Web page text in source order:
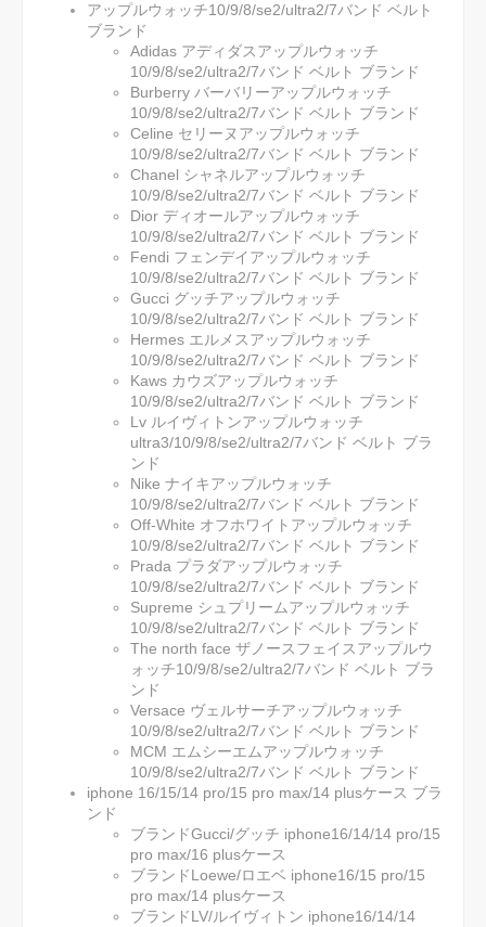
アップルウォッチ10/9/8/se2/ultra2/7バンド ベルト
ブランド
Adidas アディダスアップルウォッチ
10/9/8/se2/ultra2/7バンド ベルト ブランド
Burberry バーバリーアップルウォッチ
10/9/8/se2/ultra2/7バンド ベルト ブランド
Celine セリーヌアップルウォッチ
10/9/8/se2/ultra2/7バンド ベルト ブランド
Chanel シャネルアップルウォッチ
10/9/8/se2/ultra2/7バンド ベルト ブランド
Dior ディオールアップルウォッチ
10/9/8/se2/ultra2/7バンド ベルト ブランド
Fendi フェンデイアップルウォッチ
10/9/8/se2/ultra2/7バンド ベルト ブランド
Gucci グッチアップルウォッチ
10/9/8/se2/ultra2/7バンド ベルト ブランド
Hermes エルメスアップルウォッチ
10/9/8/se2/ultra2/7バンド ベルト ブランド
Kaws カウズアップルウォッチ
10/9/8/se2/ultra2/7バンド ベルト ブランド
Lv ルイヴィトンアップルウォッチ
ultra3/10/9/8/se2/ultra2/7バンド ベルト ブラ
ンド
Nike ナイキアップルウォッチ
10/9/8/se2/ultra2/7バンド ベルト ブランド
Off-White オフホワイトアップルウォッチ
10/9/8/se2/ultra2/7バンド ベルト ブランド
Prada プラダアップルウォッチ
10/9/8/se2/ultra2/7バンド ベルト ブランド
Supreme シュプリームアップルウォッチ
10/9/8/se2/ultra2/7バンド ベルト ブランド
The north face ザノースフェイスアップルウ
ォッチ10/9/8/se2/ultra2/7バンド ベルト ブラ
ンド
Versace ヴェルサーチアップルウォッチ
10/9/8/se2/ultra2/7バンド ベルト ブランド
MCM エムシーエムアップルウォッチ
10/9/8/se2/ultra2/7バンド ベルト ブランド
iphone 16/15/14 pro/15 pro max/14 plusケース ブラ
ンド
ブランドGucci/グッチ iphone16/14/14 pro/15
pro max/16 plusケース
ブランドLoewe/ロエベ iphone16/15 pro/15
pro max/14 plusケース
ブランドLV/ルイヴィトン iphone16/14/14